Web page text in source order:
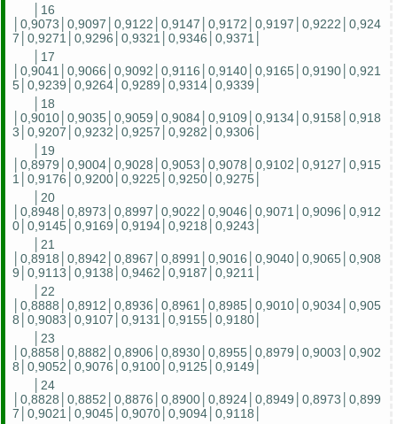
│16
│0,9073│0,9097│0,9122│0,9147│0,9172│0,9197│0,9222│0,924
7│0,9271│0,9296│0,9321│0,9346│0,9371│
│17
│0,9041│0,9066│0,9092│0,9116│0,9140│0,9165│0,9190│0,921
5│0,9239│0,9264│0,9289│0,9314│0,9339│
│18
│0,9010│0,9035│0,9059│0,9084│0,9109│0,9134│0,9158│0,918
3│0,9207│0,9232│0,9257│0,9282│0,9306│
│19
│0,8979│0,9004│0,9028│0,9053│0,9078│0,9102│0,9127│0,915
1│0,9176│0,9200│0,9225│0,9250│0,9275│
│20
│0,8948│0,8973│0,8997│0,9022│0,9046│0,9071│0,9096│0,912
0│0,9145│0,9169│0,9194│0,9218│0,9243│
│21
│0,8918│0,8942│0,8967│0,8991│0,9016│0,9040│0,9065│0,908
9│0,9113│0,9138│0,9462│0,9187│0,9211│
│22
│0,8888│0,8912│0,8936│0,8961│0,8985│0,9010│0,9034│0,905
8│0,9083│0,9107│0,9131│0,9155│0,9180│
│23
│0,8858│0,8882│0,8906│0,8930│0,8955│0,8979│0,9003│0,902
8│0,9052│0,9076│0,9100│0,9125│0,9149│
│24
│0,8828│0,8852│0,8876│0,8900│0,8924│0,8949│0,8973│0,899
7│0,9021│0,9045│0,9070│0,9094│0,9118│